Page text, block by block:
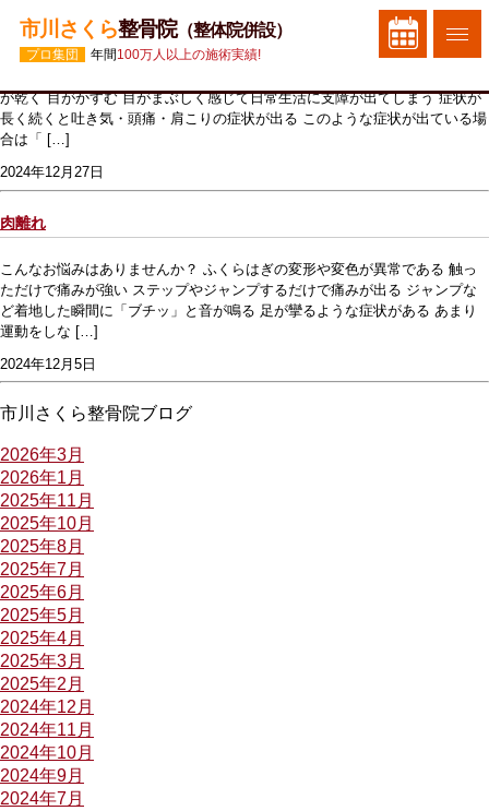
市川さくら整骨院（整体院併設）
プロ集団 年間100万人以上の施術実績!
眼精疲労
が乾く 目がかすむ 目がまぶしく感じて日常生活に支障が出てしまう 症状が
長く続くと吐き気・頭痛・肩こりの症状が出る このような症状が出ている場
合は「 […]
2024年12月27日
肉離れ
こんなお悩みはありませんか？ ふくらはぎの変形や変色が異常である 触っ
ただけで痛みが強い ステップやジャンプするだけで痛みが出る ジャンプな
ど着地した瞬間に「ブチッ」と音が鳴る 足が攣るような症状がある あまり
運動をしな […]
2024年12月5日
市川さくら整骨院ブログ
2026年3月
2026年1月
2025年11月
2025年10月
2025年8月
2025年7月
2025年6月
2025年5月
2025年4月
2025年3月
2025年2月
2024年12月
2024年11月
2024年10月
2024年9月
2024年7月